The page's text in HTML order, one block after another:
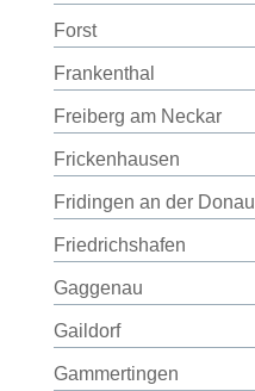
Forst
Frankenthal
Freiberg am Neckar
Frickenhausen
Fridingen an der Donau
Friedrichshafen
Gaggenau
Gaildorf
Gammertingen